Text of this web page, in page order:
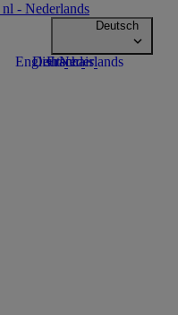
nl - Nederlands